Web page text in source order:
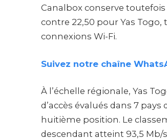
Canalbox conserve
contre 22,50 pour Yas
connexions Wi-Fi.
Suivez notre chaîne
À l’échelle régionale, Yas
d’accès évalués dans 7
huitième position. Le
descendant atteint 93,5 Mb/